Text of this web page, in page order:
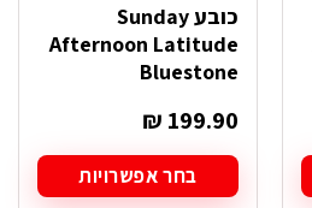
כובע Sunday
Afternoon Latitude
Bluestone
₪ 199.90
בחר אפשרויות